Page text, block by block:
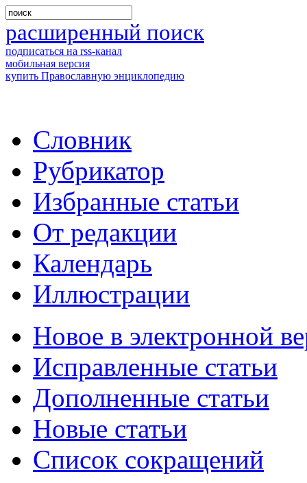
расширенный поиск
подписаться на rss-канал
мобильная версия
купить Православную энциклопедию
Словник
Рубрикатор
Избранные статьи
От редакции
Календарь
Иллюстрации
Новое в электронной
Исправленные статьи
Дополненные статьи
Новые статьи
Список сокращений